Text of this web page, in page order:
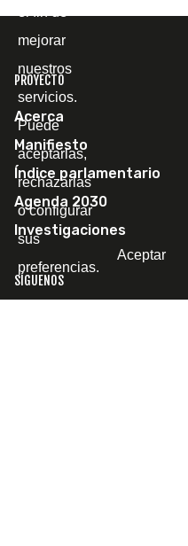
PROYECTO
Acerca
Manifiesto
Índice parlamentario
Agenda 2030
Investigaciones
SÍGUENOS
mejorar
nuestros
servicios.
Puede
aceptarlas,
rechazarlas
o configurar
sus
preferencias.
Aceptar